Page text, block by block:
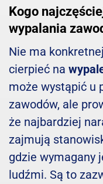
Kogo
wypalania
Nie ma
cierpieć na
może wystąpić u
zawodów, ale
że najbardziej
zajmują
gdzie wymagany
ludźmi. Są to